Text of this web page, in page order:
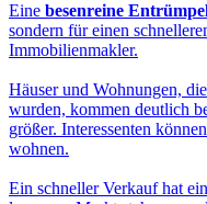
Eine besenreine
sondern für einen
Immobilienmakler.
Häuser und Wohnungen,
wurden, kommen deutlich
größer. Interessenten
wohnen.
Ein schneller Verkauf hat